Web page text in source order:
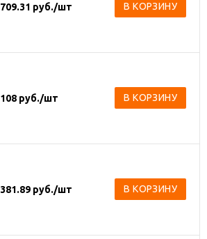
709.31 руб./шт В КОРЗИНУ
108 руб./шт В КОРЗИНУ
381.89 руб./шт В КОРЗИНУ